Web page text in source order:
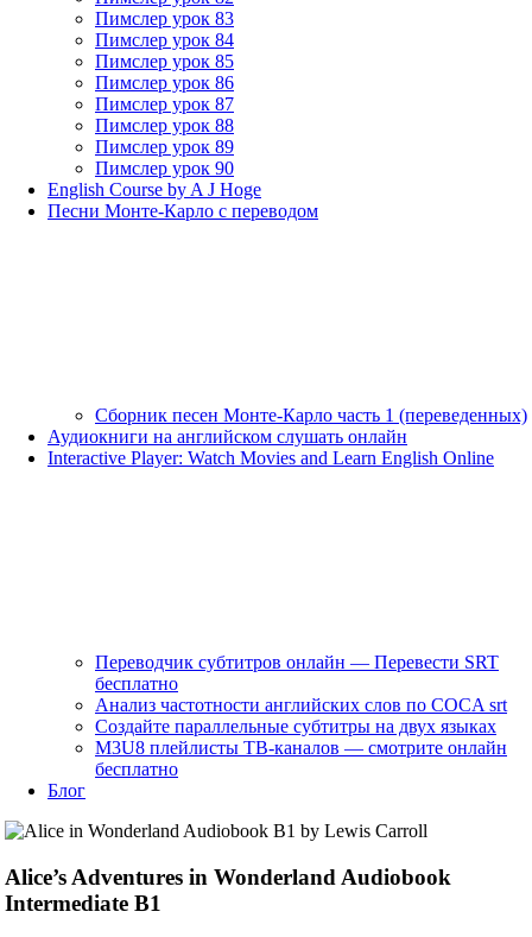
Пимслер урок 83
Пимслер урок 84
Пимслер урок 85
Пимслер урок 86
Пимслер урок 87
Пимслер урок 88
Пимслер урок 89
Пимслер урок 90
English Course by A J Hoge
Песни Монте-Карло с переводом
Сборник песен Монте-Карло часть 1 (переведенных)
Аудиокниги на английском слушать онлайн
Interactive Player: Watch Movies and Learn English Online
Переводчик субтитров онлайн — Перевести SRT
бесплатно
Анализ частотности английских слов по COCA srt
Создайте параллельные субтитры на двух языках
M3U8 плейлисты ТВ‑каналов — смотрите онлайн
бесплатно
Блог
Alice’s Adventures in Wonderland Audiobook
Intermediate B1